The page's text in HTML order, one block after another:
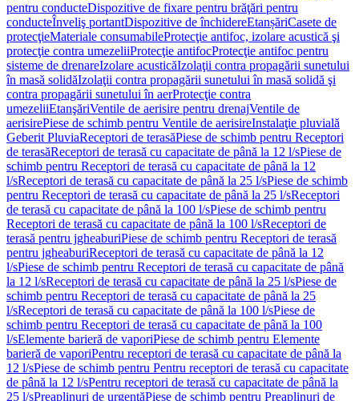
pentru conducteDispozitive de fixare pentru brăţări pentru
conducteÎnveliş portantDispozitive de închidereEtanșăriCasete de
protecţieMateriale consumabileProtecţie antifoc, izolare acustică şi
protecţie contra umezeliiProtecţie antifocProtecţie antifoc pentru
sisteme de drenareIzolare acusticăIzolaţii contra propagării sunetului
în masă solidăIzolaţii contra propagării sunetului în masă solidă şi
contra propagării sunetului în aerProtecţie contra
umezeliiEtanşăriVentile de aerisire pentru drenajVentile de
aerisirePiese de schimb pentru Ventile de aerisireInstalaţie pluvială
Geberit PluviaReceptori de terasăPiese de schimb pentru Receptori
de terasăReceptori de terasă cu capacitate de până la 12 l/sPiese de
schimb pentru Receptori de terasă cu capacitate de până la 12
l/sReceptori de terasă cu capacitate de până la 25 l/sPiese de schimb
pentru Receptori de terasă cu capacitate de până la 25 l/sReceptori
de terasă cu capacitate de până la 100 l/sPiese de schimb pentru
Receptori de terasă cu capacitate de până la 100 l/sReceptori de
terasă pentru jgheaburiPiese de schimb pentru Receptori de terasă
pentru jgheaburiReceptori de terasă cu capacitate de până la 12
l/sPiese de schimb pentru Receptori de terasă cu capacitate de până
la 12 l/sReceptori de terasă cu capacitate de până la 25 l/sPiese de
schimb pentru Receptori de terasă cu capacitate de până la 25
l/sReceptori de terasă cu capacitate de până la 100 l/sPiese de
schimb pentru Receptori de terasă cu capacitate de până la 100
l/sElemente barieră de vaporiPiese de schimb pentru Elemente
barieră de vaporiPentru receptori de terasă cu capacitate de până la
12 l/sPiese de schimb pentru Pentru receptori de terasă cu capacitate
de până la 12 l/sPentru receptori de terasă cu capacitate de până la
25 l/sPreaplinuri de urgenţăPiese de schimb pentru Preaplinuri de